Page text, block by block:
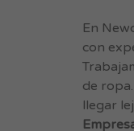
En
con
de
llegar